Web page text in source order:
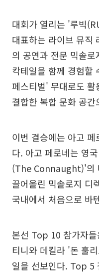
대회가 열리는 '루빅
대표하는 라이브 뮤직
의 공연과 전문 믹솔
칵테일을 함께 경험할
페스티벌' 무대로도
결합한 복합 문화 공
이번 결승에는 아고
다. 아고 페로네는 영
(The Connaught)'의
끌어올린 믹솔로지 디
국내에서 처음으로 바
본선 Top 10 참가자
티니와 데킬라 '돈 훌
일을 선보인다. Top 5